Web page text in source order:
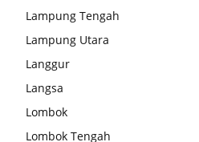
Lampung Tengah
Lampung Utara
Langgur
Langsa
Lombok
Lombok Tengah